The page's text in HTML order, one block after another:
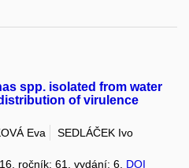
spp. isolated from water
of virulence
Eva
SEDLÁČEK Ivo
ročník: 61, vydání: 6, DOI